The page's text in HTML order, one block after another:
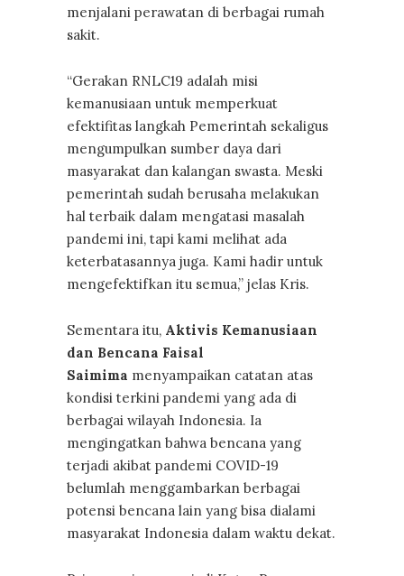
menjalani perawatan di berbagai rumah
sakit.
“Gerakan RNLC19 adalah misi
kemanusiaan untuk memperkuat
efektifitas langkah Pemerintah sekaligus
mengumpulkan sumber daya dari
masyarakat dan kalangan swasta. Meski
pemerintah sudah berusaha melakukan
hal terbaik dalam mengatasi masalah
pandemi ini, tapi kami melihat ada
keterbatasannya juga. Kami hadir untuk
mengefektifkan itu semua,” jelas Kris.
Sementara itu, Aktivis Kemanusiaan
dan Bencana Faisal
Saimima menyampaikan catatan atas
kondisi terkini pandemi yang ada di
berbagai wilayah Indonesia. Ia
mengingatkan bahwa bencana yang
terjadi akibat pandemi COVID-19
belumlah menggambarkan berbagai
potensi bencana lain yang bisa dialami
masyarakat Indonesia dalam waktu dekat.